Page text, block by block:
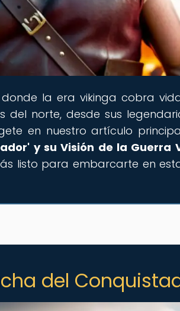
donde la era vikinga cobra
del norte, desde sus
en nuestro artículo
y su Visión de la Guerra
listo para embarcarte en
del